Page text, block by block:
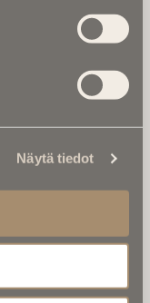
Näytä tiedot
uusimmat